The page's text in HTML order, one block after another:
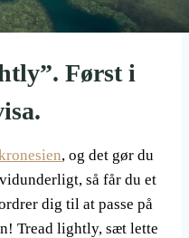
Først i
, og det gør du
så får du et
dig til at passe på
Tread lightly, sæt lette